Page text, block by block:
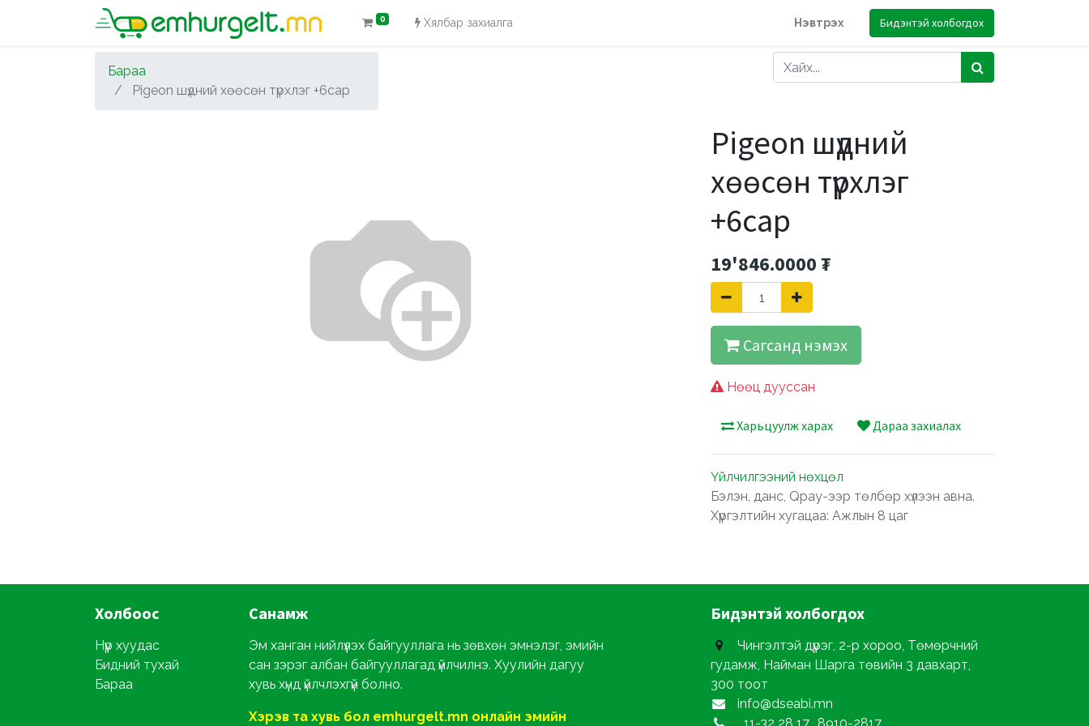
0 Хялбар захиалга Нэвтрэх Бидэнтэй холбогдох
Бараа
Pigeon шүдний хөөсөн түрхлэг +6сар
Pigeon шүдний
хөөсөн түрхлэг
+6сар
19'846.0000₮
Сагсанд нэмэх
Нөөц дууссан
Харьцуулж харах Дараа захиалах
Үйлчилгээний нөхцөл
Бэлэн, данс, Qpay-ээр төлбөр хүлээн авна.
Хүргэлтийн хугацаа: Ажлын 8 цаг
Холбоос
Нүүр хуудас
Бидний тухай
Бараа
Санамж
Эм ханган нийлүүлэх байгууллага нь зөвхөн эмнэлэг, эмийн
сан зэрэг албан байгууллагад үйлчилнэ. Хуулийн дагуу
хувь хүнд үйлчлэхгүй болно.
Хэрэв та хувь бол emhurgelt.mn онлайн эмийн
Бидэнтэй холбогдох
Чингэлтэй дүүрэг, 2-р хороо, Төмөрчний
гудамж, Найман Шарга төвийн 3 давхарт,
300 тоот
info@dseabi.mn